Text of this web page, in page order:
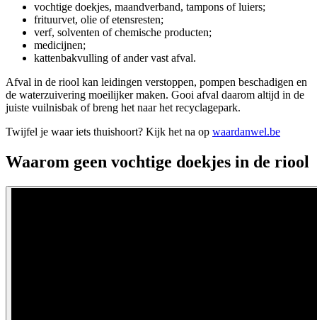
vochtige doekjes, maandverband, tampons of luiers;
frituurvet, olie of etensresten;
verf, solventen of chemische producten;
medicijnen;
kattenbakvulling of ander vast afval.
Afval in de riool kan leidingen verstoppen, pompen beschadigen en
de waterzuivering moeilijker maken. Gooi afval daarom altijd in de
juiste vuilnisbak of breng het naar het recyclagepark.
Twijfel je waar iets thuishoort? Kijk het na op waardanwel.be
Waarom geen vochtige doekjes in de riool